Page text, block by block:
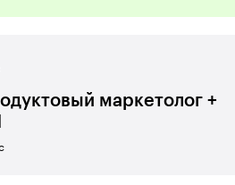
маркетолог +